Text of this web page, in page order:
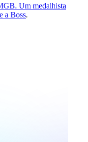
Um medalhista
a Boss.